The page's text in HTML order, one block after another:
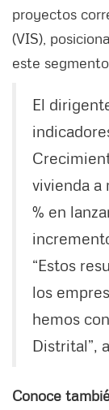
proyectos
(VIS),
este
El
vivienda a
% en
“Estos
los
hemos
Distrital”,
Conoce